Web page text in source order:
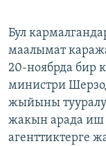
Бул
маалымат
20-ноябрда бир
министри
жыйыны
жакын арада иш
агенттиктерге